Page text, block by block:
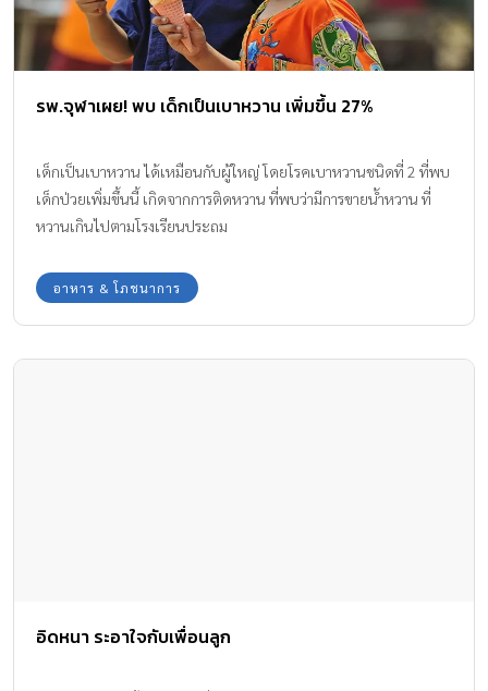
รพ.จุฬาเผย! พบ เด็กเป็นเบาหวาน เพิ่มขึ้น 27%
เด็กเป็นเบาหวาน ได้เหมือนกับผู้ใหญ่ โดยโรคเบาหวานชนิดที่ 2 ที่พบ
เด็กป่วยเพิ่มขึ้นนี้ เกิดจากการติดหวาน ที่พบว่ามีการขายน้ำหวาน ที่
หวานเกินไปตามโรงเรียนประถม
อาหาร & โภชนาการ
อิดหนา ระอาใจกับเพื่อนลูก